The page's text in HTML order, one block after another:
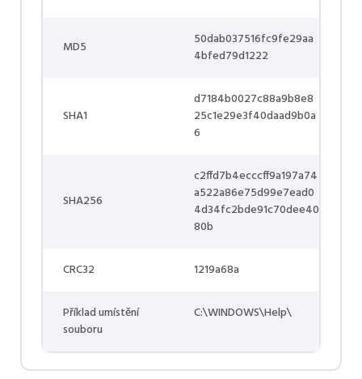
MD5
50dab037516fc9fe29aa
4bfed79d1222
SHA1
d7184b0027c88a9b8e8
25c1e29e3f40daad9b0a
6
SHA256
c2ffd7b4ecccff9a197a74
a522a86e75d99e7ead0
4d34fc2bde91c70dee40
80b
CRC32 1219a68a
Příklad umístění
souboru
C:\WINDOWS\Help\